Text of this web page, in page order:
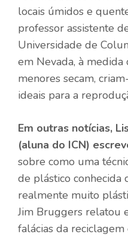
locais úmidos e
professor assistente
Universidade de
em Nevada, à medida
menores secam,
ideais para a
Em outras notícias,
(aluna do ICN)
sobre como uma
de plástico conhecida
realmente muito
Jim Bruggers relatou
falácias da reciclagem